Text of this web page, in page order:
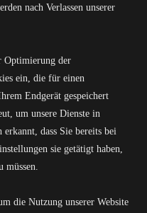
nach Verlassen unserer
Optimierung der
ein, die für einen
Endgerät gespeichert
um unsere Dienste in
dass Sie bereits bei
sie getätigt haben,
die Nutzung unserer Website